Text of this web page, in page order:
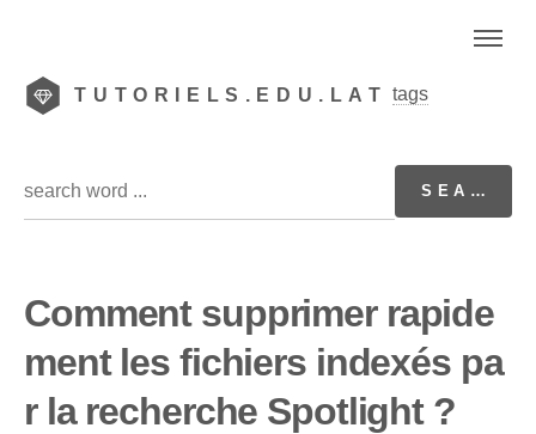
TUTORIELS.EDU.LAT tags
Comment supprimer rapide
ment les fichiers indexés pa
r la recherche Spotlight ?